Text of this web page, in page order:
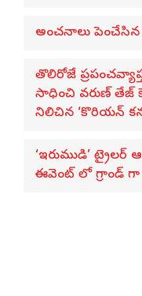
అంచనాలు పెంచేసిన
తొలిరోజే
సాధించి వరుణ్ తేజ్
నిలిచిన ‘కొరియన్
‘ఇరుముడి’ ట్రైలర్
ఈవెంట్ లో గ్రాండ్